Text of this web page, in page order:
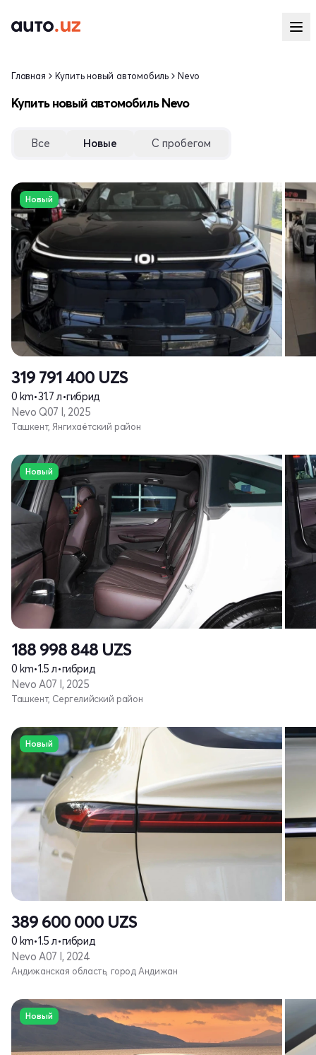
Главная Купить новый автомобиль Nevo
Купить новый автомобиль Nevo
Все Новые С пробегом
Новый
319 791 400 UZS
0 km•31.7 л•гибрид
Nevo Q07 I, 2025
Ташкент, Янгихаётский район
Новый
188 998 848 UZS
0 km•1.5 л•гибрид
Nevo A07 I, 2025
Ташкент, Сергелийский район
Новый
389 600 000 UZS
0 km•1.5 л•гибрид
Nevo A07 I, 2024
Андижанская область, город Андижан
Новый